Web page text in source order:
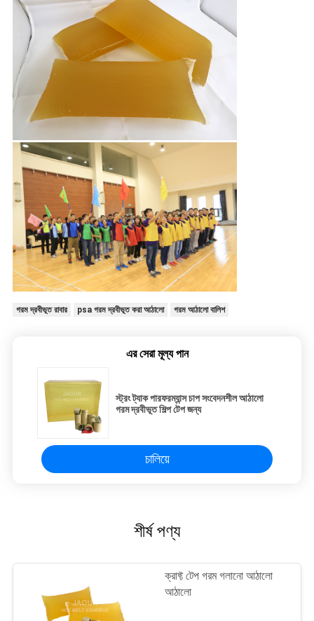
গরম দ্রবীভূত রাবার psa গরম দ্রবীভূত করা আঠালো গরম আঠালো বালিশ
এর সেরা মূল্য পান
স্ট্রং ট্যাক পারফরম্যান্স চাপ সংবেদনশীল আঠালো
গরম দ্রবীভূত শিল্প টেপ জন্য
চালিয়ে
শীর্ষ পণ্য
ক্রাফ্ট টেপ গরম গলানো আঠালো
আঠালো